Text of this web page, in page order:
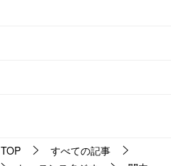
TOP
すべての記事